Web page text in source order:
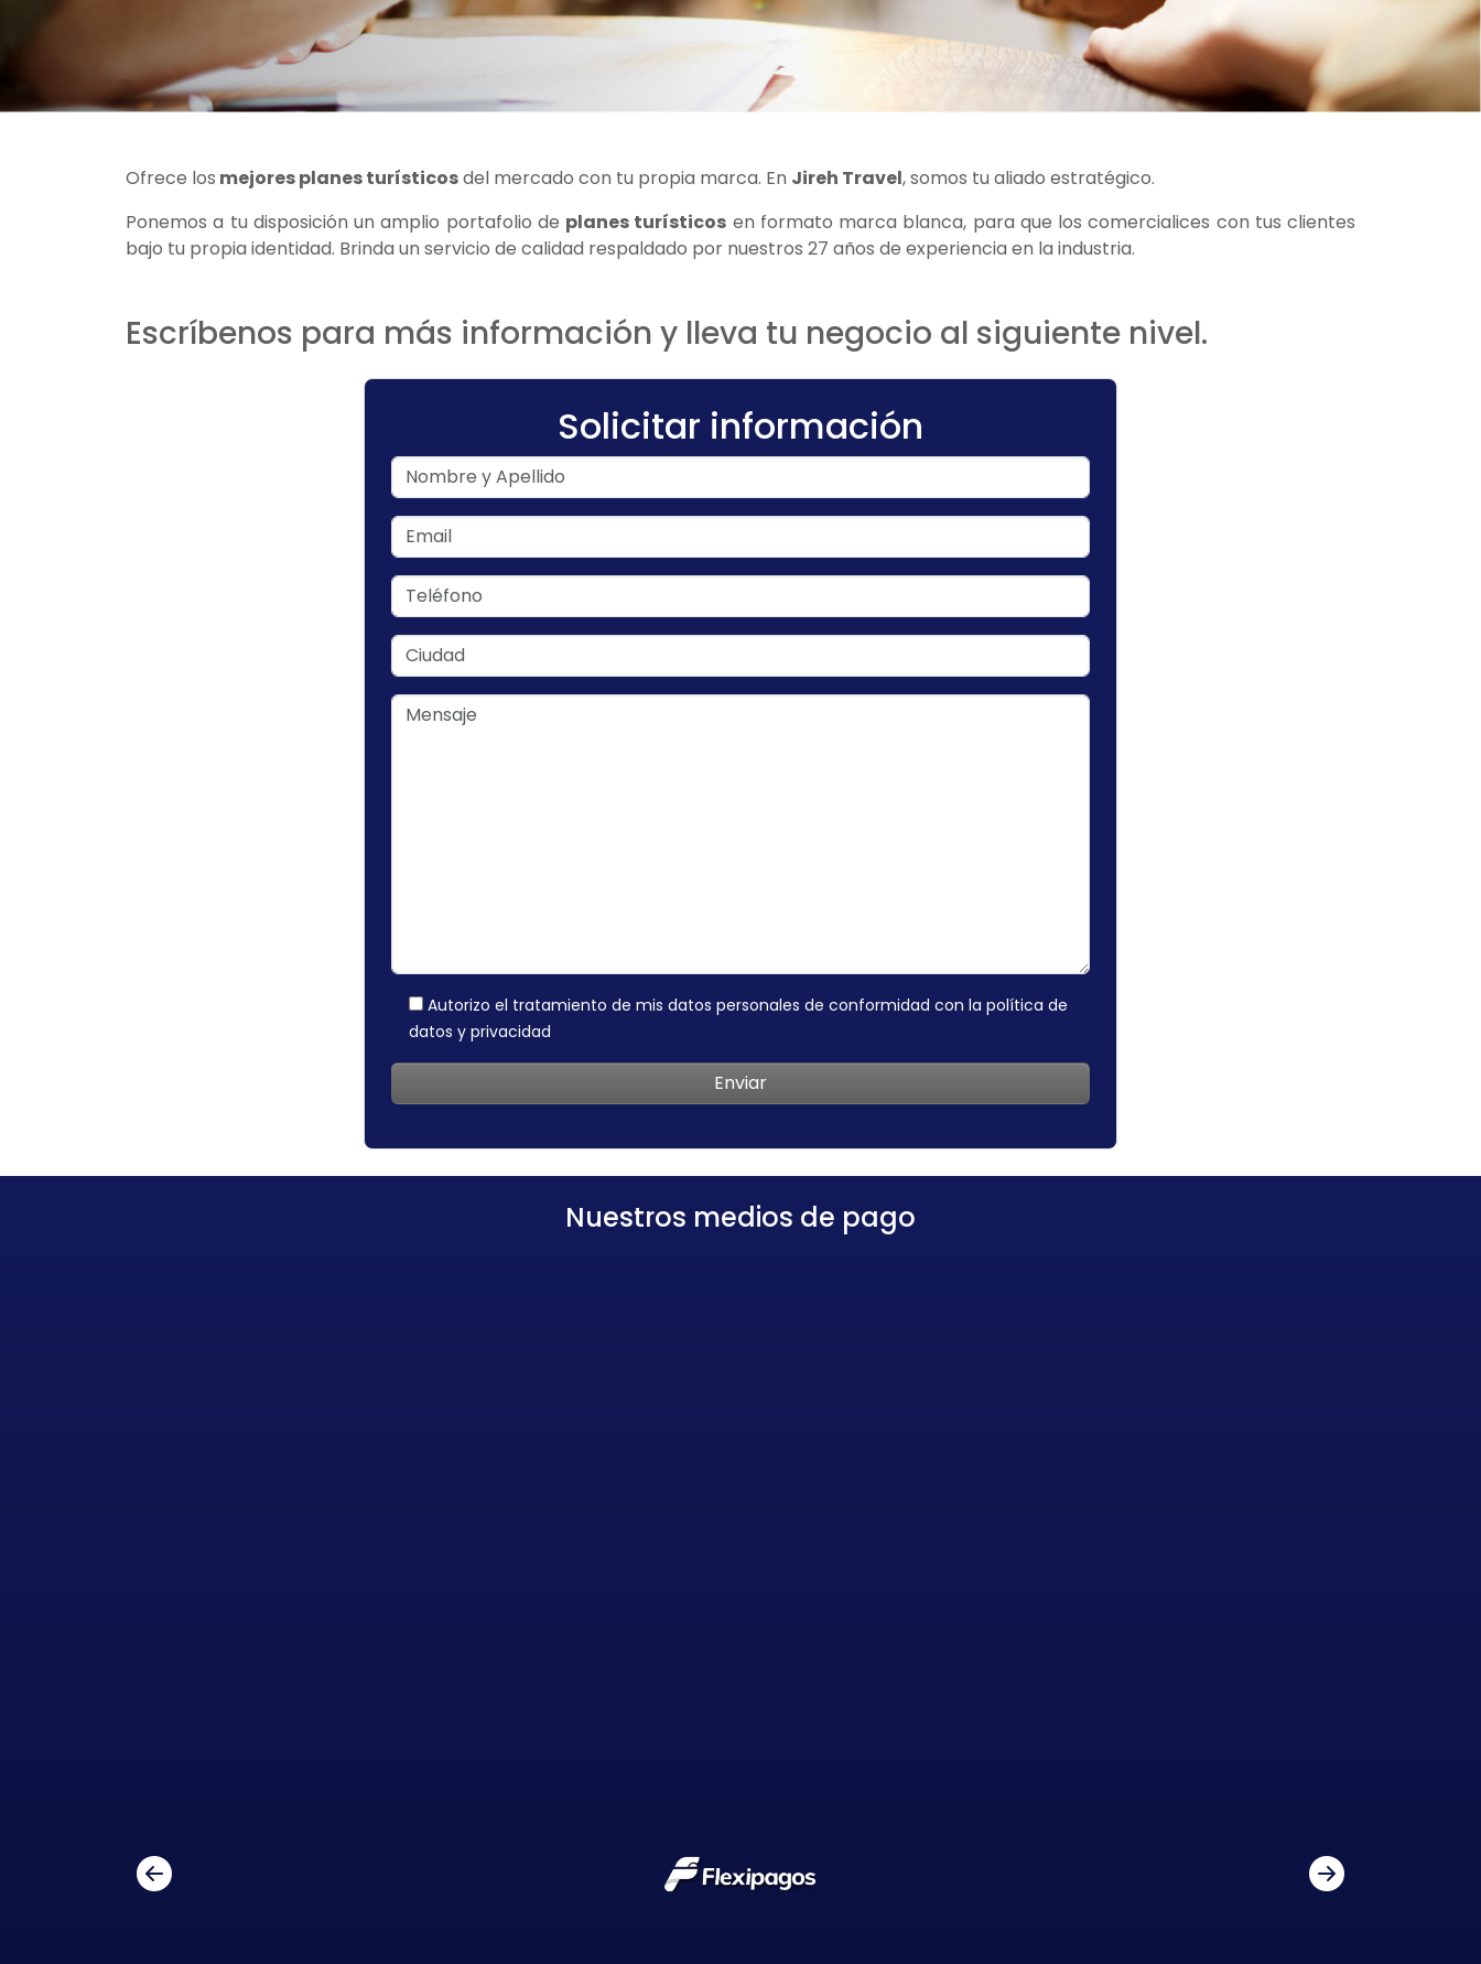
Ofrece los mejores planes turísticosdel mercado con tu propia marca. En Jireh Travel, somos tu aliado estratégico.
Ponemos a tu disposición un amplio portafolio de planes turísticos en formato marca blanca, para que los comercialices con tus clientes
bajo tu propia identidad. Brinda un servicio de calidad respaldado por nuestros 27 años de experiencia en la industria.
Escríbenos para más información y lleva tu negocio al siguiente nivel.
Solicitar información
Autorizo el tratamiento de mis datos personales de conformidad con la política de
datos y privacidad
Nuestros medios de pago